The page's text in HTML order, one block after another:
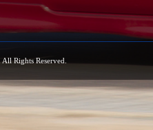
. All Rights Reserved.